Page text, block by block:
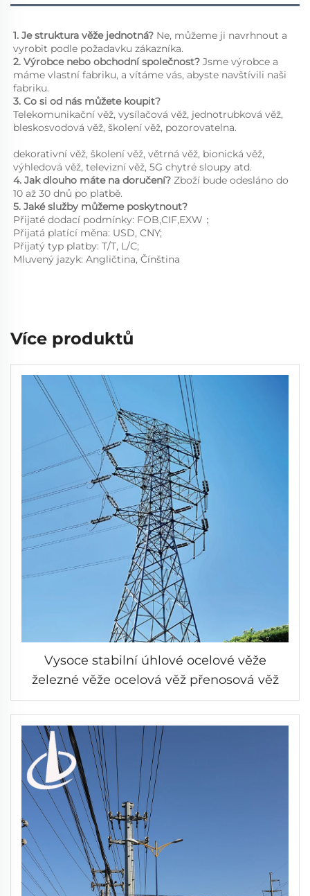
1. Je struktura věže jednotná? Ne, můžeme ji navrhnout a
vyrobit podle požadavku zákazníka.
2. Výrobce nebo obchodní společnost? Jsme výrobce a
máme vlastní fabriku, a vítáme vás, abyste navštívili naši
fabriku.
3. Co si od nás můžete koupit?
Telekomunikační věž, vysílačová věž, jednotrubková věž,
bleskosvodová věž, školení věž, pozorovatelna.
dekorativní věž, školení věž, větrná věž, bionická věž,
výhledová věž, televizní věž, 5G chytré sloupy atd.
4. Jak dlouho máte na doručení? Zboží bude odesláno do
10 až 30 dnů po platbě.
5. Jaké služby můžeme poskytnout?
Přijaté dodací podmínky: FOB,CIF,EXW；
Přijatá platící měna: USD, CNY;
Přijatý typ platby: T/T, L/C;
Mluvený jazyk: Angličtina, Čínština
Více produktů
Vysoce stabilní úhlové ocelové věže
železné věže ocelová věž přenosová věž